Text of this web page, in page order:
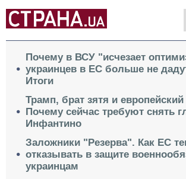
Почему в ВСУ "исчезает
украинцев в ЕС больше не
Итоги
Трамп, брат зятя и европейский
Почему сейчас требуют снять
Инфантино
Заложники "Резерва". Как ЕС
отказывать в защите
украинцам